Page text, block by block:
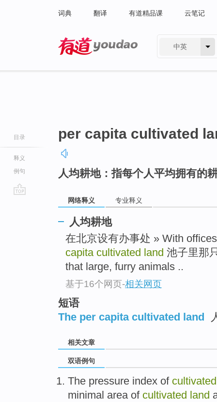
词典 翻译 有道精品课 云笔记
中英
目录
释义
例句
per capita cultivated
人均耕地：指每个人平均拥有的
网络释义 专业释义
人均耕地
在北京设有办事处 » With
capita cultivated land 池子里那
that large, furry animals ..
基于16个网页-相关网页
短语
The per capita cultivated land
相关文章
双语例句
The pressure index of cultivated
minimal areaof cultivated land